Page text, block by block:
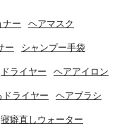
ナー ヘアマスク
ー シャンプー手袋
ドライヤー ヘアアイロン
ドライヤー ヘアブラシ
寝癖直しウォーター